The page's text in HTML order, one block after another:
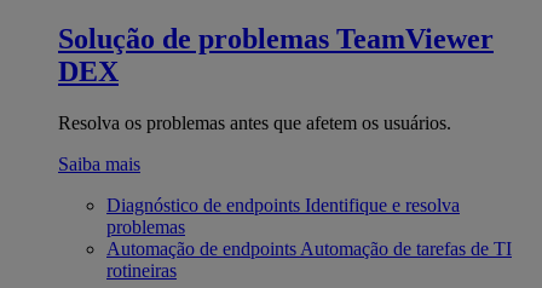
Solução de problemas TeamViewer
DEX
Resolva os problemas antes que afetem os usuários.
Saiba mais
Diagnóstico de endpoints Identifique e resolva
problemas
Automação de endpoints Automação de tarefas de TI
rotineiras